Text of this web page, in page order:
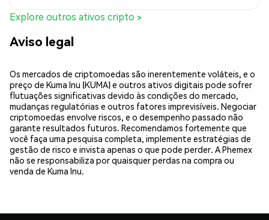
Explore outros ativos cripto >
Aviso legal
Os mercados de criptomoedas são inerentemente voláteis, e o
preço de Kuma Inu (KUMA) e outros ativos digitais pode sofrer
flutuações significativas devido às condições do mercado,
mudanças regulatórias e outros fatores imprevisíveis. Negociar
criptomoedas envolve riscos, e o desempenho passado não
garante resultados futuros. Recomendamos fortemente que
você faça uma pesquisa completa, implemente estratégias de
gestão de risco e invista apenas o que pode perder. A Phemex
não se responsabiliza por quaisquer perdas na compra ou
venda de Kuma Inu.